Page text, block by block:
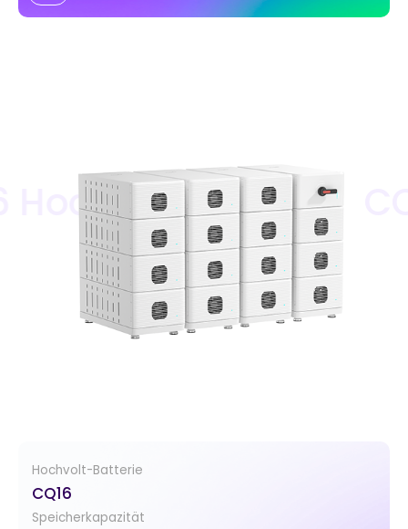
Hochvolt-Batterie
CQ16
Speicherkapazität
Batterie